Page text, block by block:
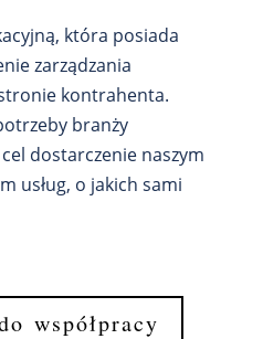
która posiada
zarządzania
kontrahenta.
branży
dostarczenie naszym
usług, o jakich sami
współpracy